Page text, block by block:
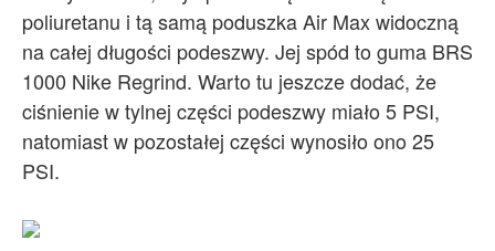
poliuretanu i tą samą poduszka Air Max widoczną
na całej długości podeszwy. Jej spód to guma BRS
1000 Nike Regrind. Warto tu jeszcze dodać, że
ciśnienie w tylnej części podeszwy miało 5 PSI,
natomiast w pozostałej części wynosiło ono 25
PSI.